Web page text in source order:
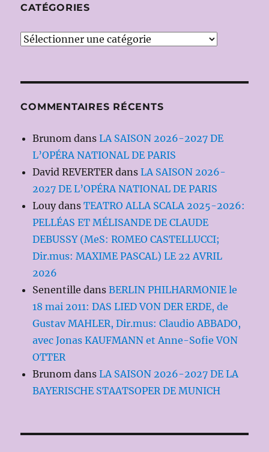
CATÉGORIES
Catégories
COMMENTAIRES RÉCENTS
Brunom dansLA SAISON 2026-2027 DE
L’OPÉRA NATIONAL DE PARIS
David REVERTERdansLA SAISON 2026-
2027 DE L’OPÉRA NATIONAL DE PARIS
LouydansTEATRO ALLA SCALA 2025-2026:
PELLÉAS ET MÉLISANDE DE CLAUDE
DEBUSSY (MeS: ROMEO CASTELLUCCI;
Dir.mus: MAXIME PASCAL) LE 22 AVRIL
2026
Senentille dansBERLIN PHILHARMONIE le
18 mai 2011: DAS LIED VON DER ERDE, de
Gustav MAHLER, Dir.mus: Claudio ABBADO,
avec Jonas KAUFMANN et Anne-Sofie VON
OTTER
Brunom dansLA SAISON 2026-2027 DE LA
BAYERISCHE STAATSOPER DE MUNICH